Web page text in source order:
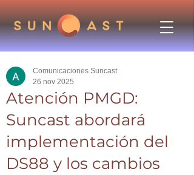
Atención PMGD:
Suncast abordará
implementación del
DS88 y los cambios
Comunicaciones Suncast
26 nov 2025